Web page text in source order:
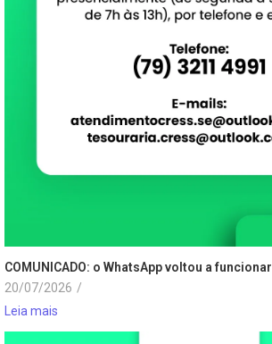
COMUNICADO: o WhatsApp voltou a funcionar
20/07/2026 /
Leia mais